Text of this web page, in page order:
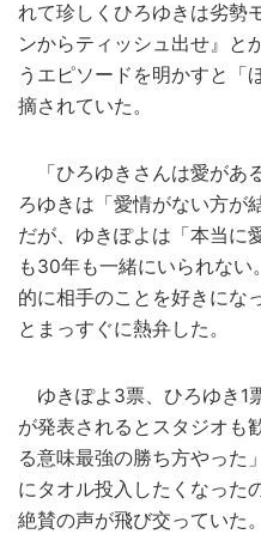
れて珍しくひろゆきは劣勢
ンからティッシュ出せ』と
うエピソードを明かすと「
摘されていた。
「ひろゆきさんは愛があ
ろゆきは「愛情がない方が
だが、ゆきぽよは「本当に
も30年も一緒にいられな
的に相手のことを好きにな
とまっすぐに熱弁した。
ゆきぽよ3票、ひろゆき1
が発表されるとスタジオも
る意味最強の勝ち方やった
にタオル投入したくなった
絶賛の声が飛び交っていた。